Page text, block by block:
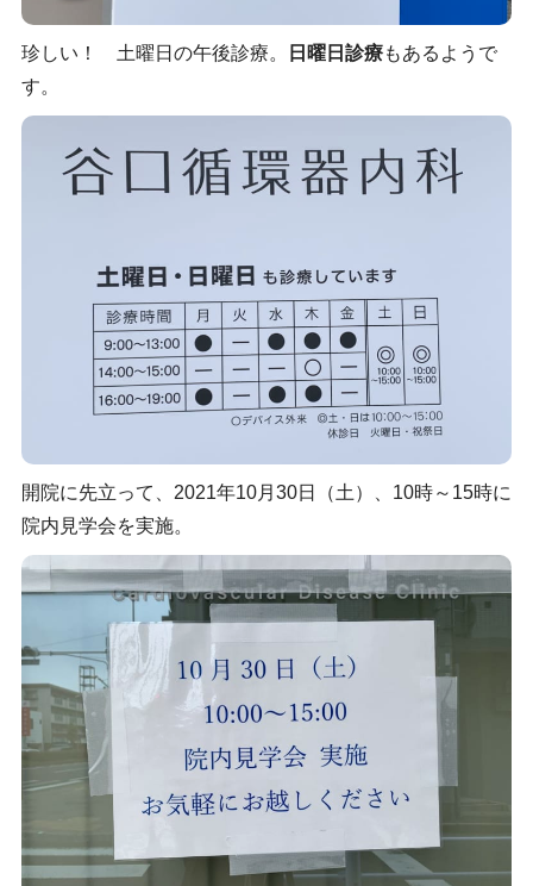
珍しい！ 土曜日の午後診療。 日曜日診療もあるようで
す。
開院に先立って、2021年10月30日（土）、10時～15時に
院内見学会を実施。